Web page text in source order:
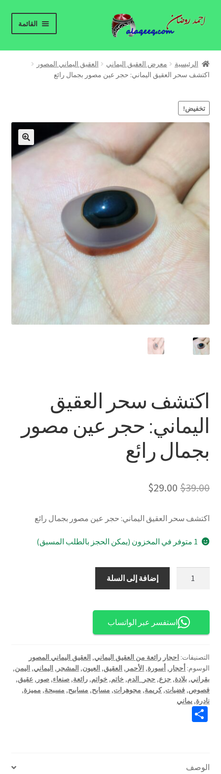
Skip
Skip
القائمة
الرئيسية
معرض العقيق اليماني
معلومات عن العقيق اليماني
من نحن
العقيق اليماني – جملة
مدونة العقيق اليماني
العربية
English
الرئيسية معرض العقيق اليماني
العقيق اليماني المصور
اكتشف سحر العقيق اليماني: حجر عين مصور بجمال رائع
تخفيض!
🔍
اكتشف سحر العقيق
اليماني: حجر عين مصور
بجمال رائع
$39.00
السعر
هو:
$39.00.
$29.00 السعر
هو:
$29.00.
اكتشف سحر العقيق اليماني: حجر عين مصور بجمال رائع
1 متوفر في المخزون (يمكن الحجز بالطلب المسبق)
العقيق
اليماني:
حجر
مصور
بجمال
رائع
إضافة إلى السلة
استفسر عبر الواتساب
التصنيفات: احجار رائعة من العقيق اليماني, العقيق اليماني المصور
الوسوم: أحجار , أسورة, الأحمر , العقيق, العيون, المشجر , اليماني, اليمن,
بقراني, بلادة, جزع, حجر_الدم, خاتم, خواتم, رائعة, صنعاء, صور , عقيق,
فصوص, فضيات,كريمة, مجوهرات, مسابح, مسابيح, مسبحة, مميزة,
نادرة, يماني
S
e
الوصف